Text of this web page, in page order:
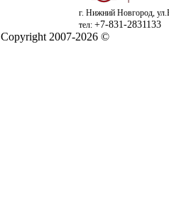
г. Нижний Новгород,
тел: +7-831-2831133
Copyright 2007-2026 ©